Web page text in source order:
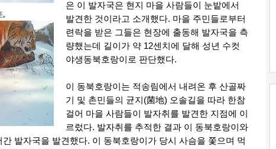
은 이 발자국은 현지 마을 사람들이 눈밭에서
발견한 것이라고 소개했다. 마을 주민들로부터
련락을 받은 그들은 현장에 출동해 발자국을 측
량했는데 길이가 약 12센치에 달해 성년 수컷
야생동북호랑이로 판단했다.
이 동북호랑이는 적송림에서 내려온 후 산골짜
기 및 촌민들의 균지(菌地) 오솔길을 따라 한참
걸어 마을 사람들이 발자취를 발견한 지점에 이
르렀다. 발자취를 추적한 결과 이 동북호랑이와
발자국을 발견했다. 이 동북호랑이가 당시 사슴을 쫓으며 먹